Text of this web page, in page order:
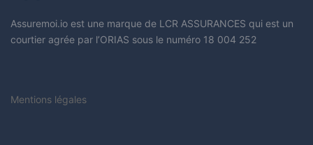
Assuremoi.io est une marque de LCR ASSURANCES qui est un
courtier agrée par l’ORIAS sous le numéro 18 004 252
Mentions légales